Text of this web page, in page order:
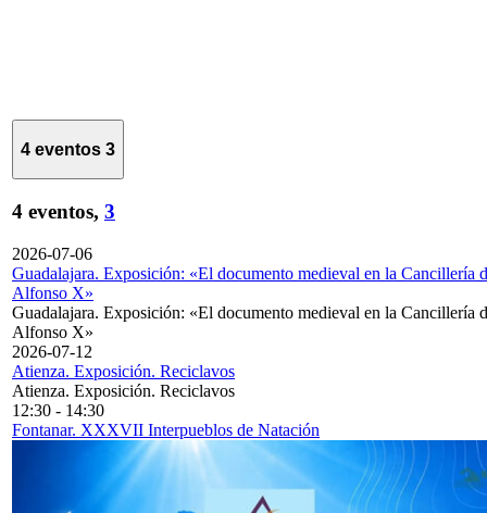
4 eventos 3
4 eventos, 3
2026-07-06
Guadalajara. Exposición: «El documento medieval en la Cancillería
Alfonso X»
Guadalajara. Exposición: «El documento medieval en la Cancillería
Alfonso X»
2026-07-12
Atienza. Exposición. Reciclavos
Atienza. Exposición. Reciclavos
12:30 - 14:30
Fontanar. XXXVII Interpueblos de Natación